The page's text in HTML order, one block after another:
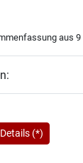
aus 9
(*)